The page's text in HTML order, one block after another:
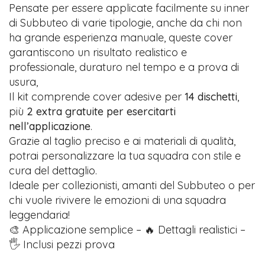
Pensate per essere applicate facilmente su inner
di Subbuteo di varie tipologie, anche da chi non
ha grande esperienza manuale, queste cover
garantiscono un risultato realistico e
professionale, duraturo nel tempo e a prova di
usura,
Il kit comprende cover adesive per14 dischetti,
più 2 extra gratuite per esercitarti
nell’applicazione.
Grazie al taglio preciso e ai materiali di qualità,
potrai personalizzare la tua squadra con stile e
cura del dettaglio.
Ideale per collezionisti, amanti del Subbuteo o per
chi vuole rivivere le emozioni di una squadra
leggendaria!
🎨 Applicazione semplice – 🔥 Dettagli realistici –
🖐️ Inclusi pezzi prova